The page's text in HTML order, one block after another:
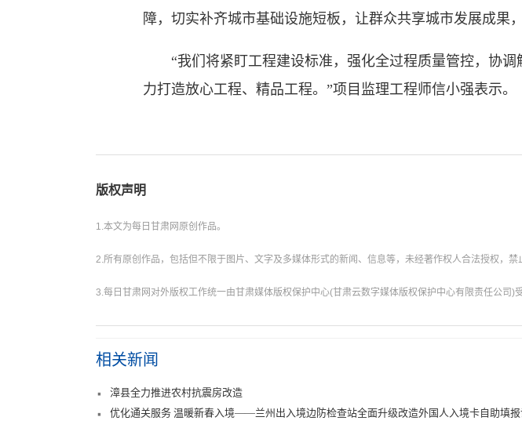
障，切实补齐城市基础设施短板，让群众共享城市发展成果
“我们将紧盯工程建设标准，强化全过程质量管控，协调
力打造放心工程、精品工程。”项目监理工程师信小强表示。
版权声明
1.本文为每日甘肃网原创作品。
2.所有原创作品，包括但不限于图片、文字及多媒体形式的新闻、信息等，未经著作权人合法授权，
3.每日甘肃网对外版权工作统一由甘肃媒体版权保护中心(甘肃云数字媒体版权保护中心有限责任公
相关新闻
漳县全力推进农村抗震房改造
优化通关服务 温暖新春入境——兰州出入境边防检查站全面升级改造外国人入境卡自助填